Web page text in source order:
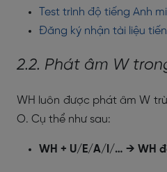
Test trình độ tiếng Anh
Đăng ký nhận tài liệu
2.2. Phát âm W
WH luôn được phát âm W
O. Cụ thể như sau:
WH + U/E/A/I/… → WH